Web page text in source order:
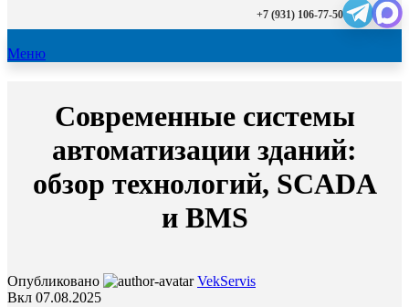
+7 (931) 106-77-50
Меню
Современные системы
автоматизации зданий:
обзор технологий, SCADA
и BMS
Опубликовано
VekServis
Вкл 07.08.2025